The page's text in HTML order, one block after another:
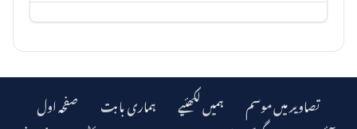
صفحہ اول ہماری بابت ہمیں لکھئیے
تصاویر میں موسم